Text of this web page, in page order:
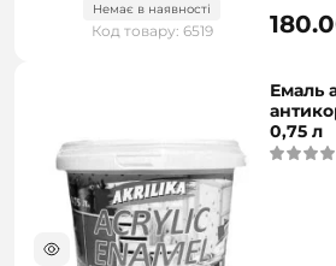
Немає в наявності
Код товару: 6519
Емаль
0,75 л